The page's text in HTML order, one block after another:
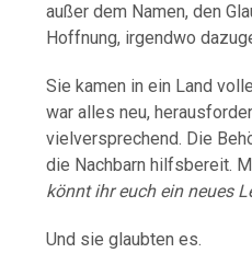
außer dem Namen, den
Hoffnung, irgendwo
Sie kamen in ein Land
war alles neu,
vielversprechend. Die
die Nachbarn hilfsbereit.
könnt ihr euch ein neues
Und sie glaubten es.